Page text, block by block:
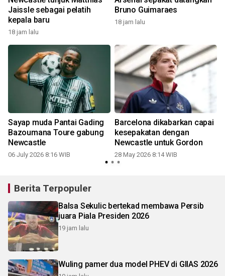
Jaissle sebagai pelatih
kepala baru
18 jam lalu
Bruno Guimaraes
18 jam lalu
Sayap muda Pantai Gading
Bazoumana Toure gabung
Newcastle
06 July 2026 8:16 WIB
Barcelona dikabarkan capai
kesepakatan dengan
Newcastle untuk Gordon
28 May 2026 8:14 WIB
Berita Terpopuler
Balsa Sekulic bertekad membawa Persib
juara Piala Presiden 2026
19 jam lalu
Wuling pamer dua model PHEV di GIIAS 2026